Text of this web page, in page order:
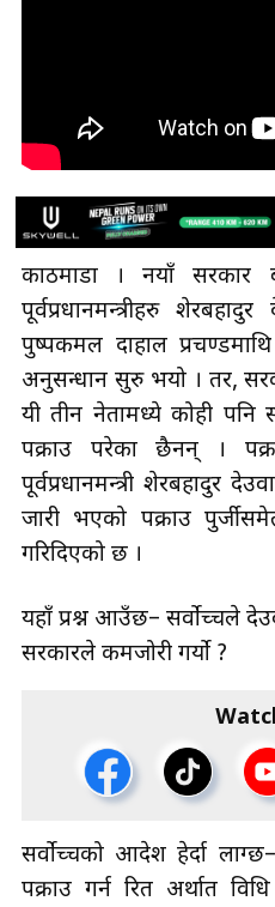
काठमाडौँ । नयाँ सरकार
पूर्वप्रधानमन्त्रीहरु
पुष्पकमल दाहाल
अनुसन्धान सुरु भयो । तर,
यी तीन नेतामध्ये कोही पनि
पक्राउ परेका छैनन् ।
पूर्वप्रधानमन्त्री शेरबहादुर
जारी भएको पक्राउ
गरिदिएको छ ।
यहाँ प्रश्न आउँछ– सर्वोच्चले
सरकारले कमजोरी गर्यो ?
सर्वोच्चको आदेश हेर्दा
पक्राउ गर्न रित अर्थात